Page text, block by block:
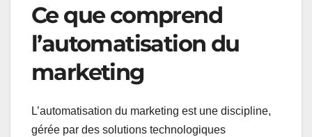
Ce que comprend
l’automatisation du
marketing
L’automatisation du marketing est une discipline,
gérée par des solutions technologiques